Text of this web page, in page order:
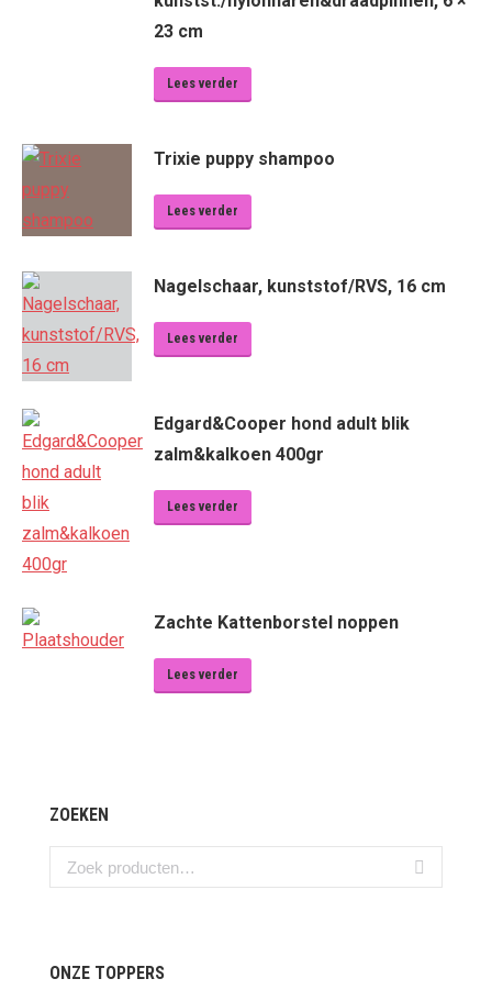
23 cm
Lees verder
Trixie puppy shampoo
Lees verder
Nagelschaar, kunststof/RVS, 16 cm
Lees verder
Edgard&Cooper hond adult blik
zalm&kalkoen 400gr
Lees verder
Zachte Kattenborstel noppen
Lees verder
ZOEKEN
ONZE TOPPERS